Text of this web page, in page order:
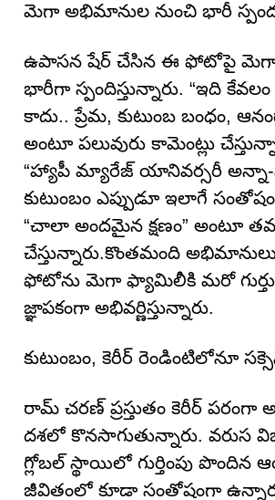
మెగా అభిమానుల నుంచి భారీ
ఉపాసన షేర్ చేసిన ఈ ఫోటోపై మెగా
భారీగా స్పందిస్తున్నారు. “ఇది
కాదు.. ప్రేమ, కుటుంబ బంధం,
అంటూ పలువురు కామెంట్లు
“హ్యాపీ మ్యారేజ్ యానివర్సరీ
కుటుంబం ఎప్పుడూ ఇలాగే
“చాలా అందమైన క్షణం” అంటూ తమ
చేస్తున్నారు.కొంతమంది
ఫోటోను మెగా ఫ్యామిలీకి మరో
జ్ఞాపకంగా అభివర్ణిస్తున్నారు.
కుటుంబం, కెరీర్ రెండింటిలోనూ
రామ్ చరణ్ ప్రస్తుతం కెరీర్ పరంగా
దశలో కొనసాగుతున్నారు.
గ్లోబల్ స్థాయిలో గుర్తింపు పొందిన
జీవితంలో కూడా సంతోషంగా